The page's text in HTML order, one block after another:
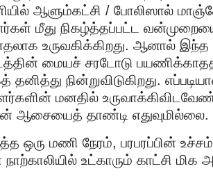
ஆளும்கட்சி / போலிஸால்
மீது நிகழ்த்தப்பட்ட
உருவகிக்கிறது. ஆனால் இந்த
மையச் சரடோடு
தனித்து நின்றுவிடுகிறது.
மனதில்
ஆசையைத் தாண்டி எதுவுமில்லை.
ஒரு மணி நேரம், பரபரப்பின்
உட்காரும் காட்சி மிக